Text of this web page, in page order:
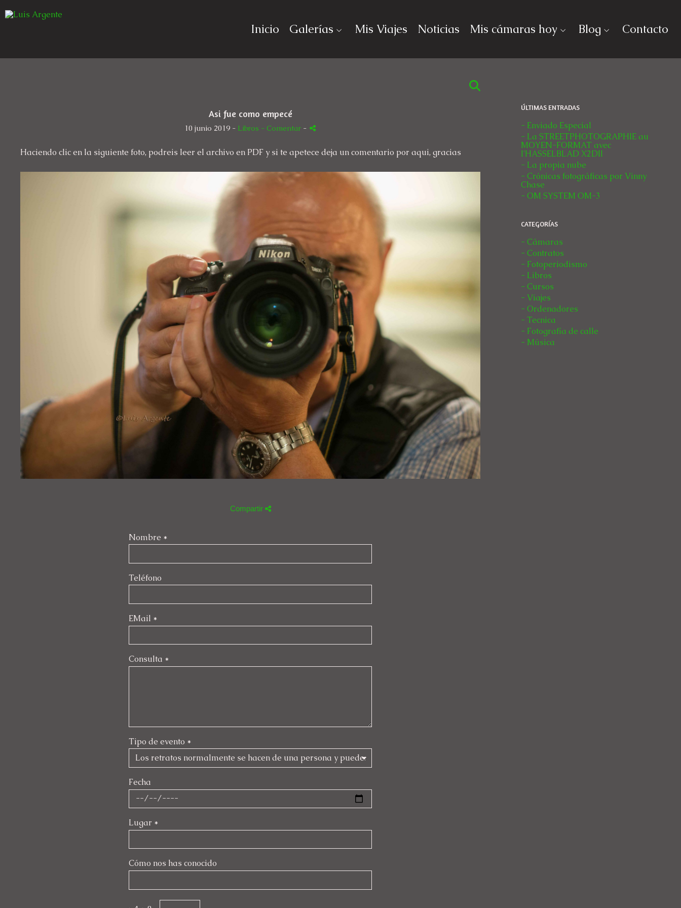
Inicio Galerías Mis Viajes Noticias Mis cámaras hoy Blog Contacto
Asi fue como empecé
10 junio 2019 - Libros - Comentar -
Haciendo clic en la siguiente foto, podreis leer el archivo en PDF y si te apetece deja un comentario por aqui, gracias
Compartir
Nombre *
Teléfono
EMail *
Consulta *
Tipo de evento *
Fecha
Lugar *
Cómo nos has conocido
ÚLTIMAS ENTRADAS
- Enviado Especial
- La STREETPHOTOGRAPHIE au
MOYEN-FORMAT avec
l'HASSELBLAD X2DII
- La propia nube
- Crónicas fotográficas por Vinny
Chase
- OM SYSTEM OM-3
CATEGORÍAS
- Cámaras
- Contratos
- Fotoperiodismo
- Libros
- Cursos
- Viajes
- Ordenadores
- Tecnica
- Fotografía de calle
- Música